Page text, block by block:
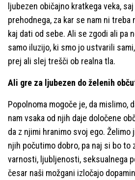
ljubezen običajno kratkega veka,
prehodnega, za kar se nam ni
kaj dati od sebe. Ali se zgodi ali pa
samo iluzijo, ki smo jo ustvarili
prej ali slej trešči ob realna tla.
Ali gre za ljubezen do želenih
Popolnoma mogoče je, da mislimo,
nam vsaka od njih daje določene
da z njimi hranimo svoj ego. Želimo
njih počutimo dobro, pa naj si bo to
varnosti, ljubljenosti, seksualnega
česar naši možgani izločajo